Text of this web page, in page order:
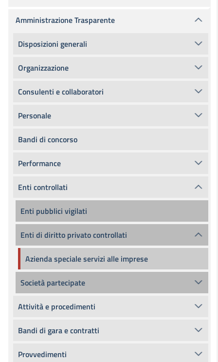
Amministrazione Trasparente
Disposizioni generali
Organizzazione
Consulenti e collaboratori
Personale
Bandi di concorso
Performance
Enti controllati
Enti pubblici vigilati
Enti di diritto privato controllati
Azienda speciale servizi alle imprese
Società partecipate
Attività e procedimenti
Bandi di gara e contratti
Provvedimenti